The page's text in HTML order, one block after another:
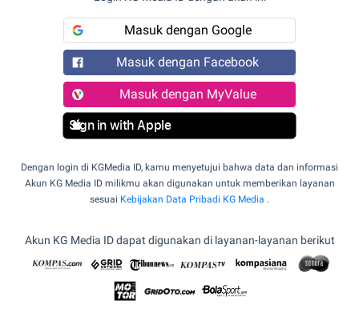
Masuk dengan Google
Masuk dengan Facebook
Masuk dengan MyValue
Sign in with Apple
Dengan login di KGMedia ID, kamu menyetujui bahwa data dan informasi
Akun KG Media ID milikmu akan digunakan untuk memberikan layanan
sesuai Kebijakan Data Pribadi KG Media .
Akun KG Media ID dapat digunakan di layanan-layanan berikut